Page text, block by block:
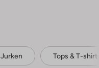
Jurken Tops & T-